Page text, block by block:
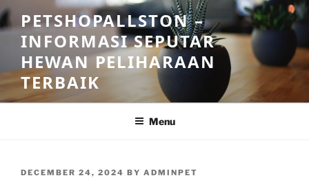
Skip
to
content
PETSHOPALLSTON –
INFORMASI SEPUTAR
HEWAN PELIHARAAN
TERBAIK
Menu
POSTED
DECEMBER 24, 2024 BY ADMINPET